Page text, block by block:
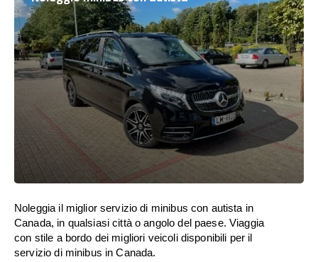
Noleggia il miglior servizio di minibus con autista in
Canada, in qualsiasi città o angolo del paese. Viaggia
con stile a bordo dei migliori veicoli disponibili per il
servizio di minibus in Canada.